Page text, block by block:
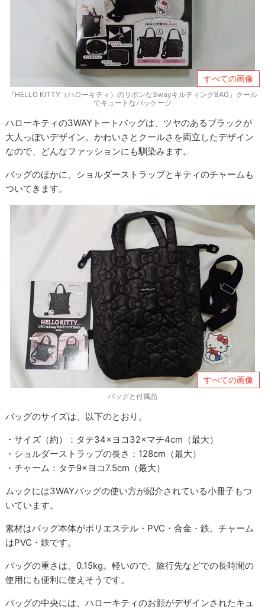
すべての画像
『HELLO KITTY（ハローキティ）のリボンな3wayキルティングBAG』クール
でキュートなパッケージ
ハローキティの3WAYトートバッグは、ツヤのあるブラックが
大人っぽいデザイン。かわいさとクールさを両立したデザイン
なので、どんなファッションにも馴染みます。
バッグのほかに、ショルダーストラップとキティのチャームも
ついてきます。
すべての画像
バッグと付属品
バッグのサイズは、以下のとおり。
・サイズ（約）：タテ34×ヨコ32×マチ4cm（最大）
・ショルダーストラップの長さ：128cm（最大）
・チャーム：タテ9×ヨコ7.5cm（最大）
ムックには3WAYバッグの使い方が紹介されている小冊子もつ
いています。
素材はバッグ本体がポリエステル・PVC・合金・鉄。チャーム
はPVC・鉄です。
バッグの重さは、0.15kg。軽いので、旅行先などでの長時間の
使用にも便利に使えそうです。
バッグの中央には、ハローキティのお顔がデザインされたキュ